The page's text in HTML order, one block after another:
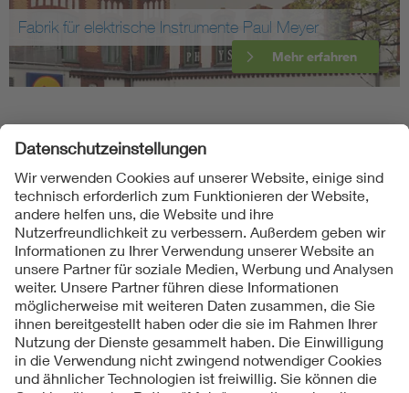
Meyer
Mehr erfahren
Accumulatoren-Werke
Folgen Sie uns
Kontakte